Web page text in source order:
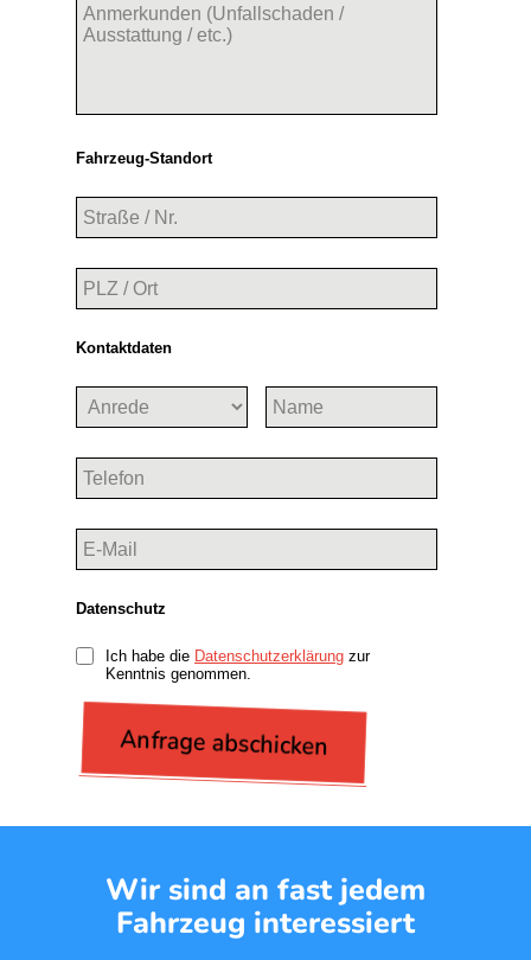
Fahrzeug-Standort
Kontaktdaten
Datenschutz
Ich habe die Datenschutzerklärung zur
Kenntnis genommen.
Wir sind an fast jedem
Fahrzeug interessiert